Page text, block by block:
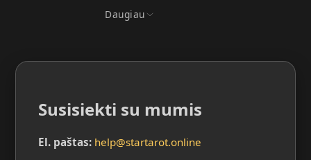
Daugiau
Susisiekti su mumis
El. paštas: help@startarot.online